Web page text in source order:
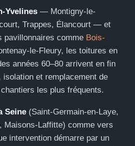
Yvelines — Montigny-le-
Trappes, Élancourt — et
pavillonnaires comme Bois-
le-Fleury, les toitures en
années 60–80 arrivent en fin
et remplacement de
les plus fréquents.
Seine (Saint-Germain-en-Laye,
Maisons-Laffitte) comme vers
intervention démarre par un